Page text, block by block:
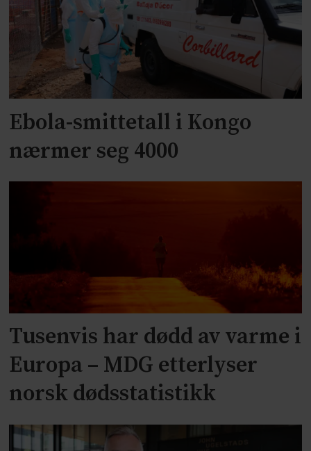
Ebola-smittetall i Kongo
nærmer seg 4000
Tusenvis har dødd av varme i
Europa – MDG etterlyser
norsk dødsstatistikk